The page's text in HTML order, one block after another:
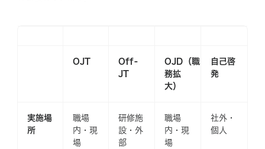
OJT
Off-
JT
OJD（職
務拡
大）
自己啓
発
実施場
所
職場
内・現
場
研修施
設・外
部
職場
内・現
場
社外・
個人